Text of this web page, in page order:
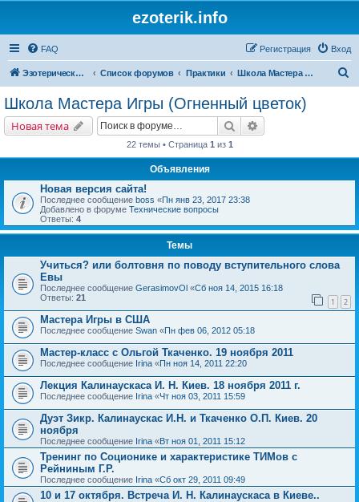
ezoterik.info
FAQ Вход
Регистрация
Эзотерический сайт Список форумов Практики Школа Мастера Игры (Огненный цветок)
Школа Мастера Игры (Огненный цветок)
Новая тема Поиск
22 темы • Страница 1 из 1
Объявления
Новая версия сайта!
Последнее сообщение boss «Пн янв 23, 2017 23:38
Добавлено в форуме Технические вопросы
Ответы: 4
Темы
Учиться? или болтовня по поводу вступительного слова
Евы
Последнее сообщение GerasimovOl «Сб ноя 14, 2015 16:18
Ответы: 21 1 2
Мастера Игры в США
Последнее сообщение Swan «Пн фев 06, 2012 05:18
Мастер-класс с Ольгой Ткаченко. 19 ноября 2011
Последнее сообщение Irina «Пн ноя 14, 2011 22:20
Лекция Калинаускаса И. Н. Киев. 18 ноября 2011 г.
Последнее сообщение Irina «Чт ноя 03, 2011 15:59
Дуэт Зикр. Калинаускас И.Н. и Ткаченко О.П. Киев. 20
ноября
Последнее сообщение Irina «Вт ноя 01, 2011 15:12
Тренинг по Соционике и характеристике ТИМов с
Рейниным Г.Р.
Последнее сообщение Irina «Сб окт 29, 2011 09:49
10 и 17 октября. Встреча И. Н. Калинаускаса в Киеве..